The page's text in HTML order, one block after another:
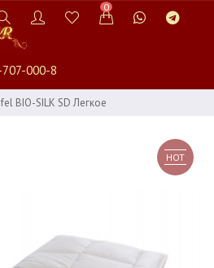
0
000-8
BIO-SILK SD Легкое
HOT